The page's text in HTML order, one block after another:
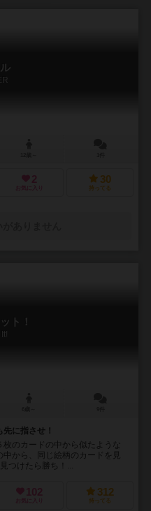
2
お気に入り
30
持ってる
ト！
に指させ！
枚のカードの中から似たような
から、同じ絵柄のカードを見
つけたら勝ち！...
102
お気に入り
312
持ってる